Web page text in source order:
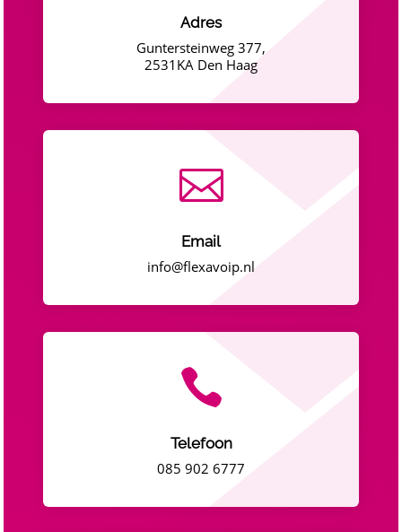
Adres
Guntersteinweg 377,
2531KA Den Haag

Email
info@flexavoip.nl

Telefoon
085 902 6777